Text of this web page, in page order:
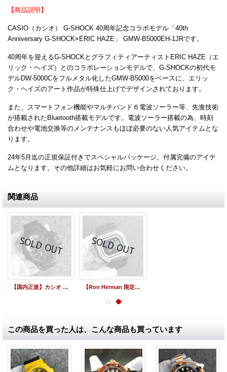
【商品説明】
CASIO（カシオ） G-SHOCK 40周年記念コラボモデル「40th
Anniversary G-SHOCK×ERIC HAZE」 GMW-B5000EH-1JRです。
40周年を迎えるG-SHOCKとグラフィティアーティストERIC HAZE（エ
リック・ヘイズ）とのコラボレーションモデルで、G-SHOCKの初代モ
デルDW-5000Cをフルメタル化したGMW-B5000をベースに、エリッ
ク・ヘイズのアート作品が特殊仕上げでデザインされております。
また、スマートフォン機能やマルチバンド６電波ソーラー等、先進技術
が搭載されたBluetooth搭載モデルです。電波ソーラー搭載の為、時刻
合わせや電池交換等のメンテナンスもほぼ必要のない人気アイテムとな
ります。
24年5月迄の正規保証付きでスペシャルパッケージ、付属完備のアイテ
ムとなります。その他詳細はお気軽にお問い合わせください。
関連商品
【国内正規】カシオ G-SHOCK MASTER OF G-AIR スカイコックピット グラビティマスター ブラック GW-A1000FC ソーラー電波時計 /2343 【Ron Herman 限定コラボ / 国内正規 / 展示未使用】カシオ G-SHOCK x ロンハーマン 別注モデル GBX-100 Bluetooth モバイルリンク機能 /2343
この商品を買った人は、こんな商品も買っています